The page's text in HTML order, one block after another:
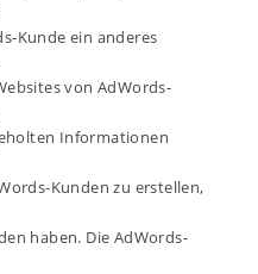
Kunde ein anderes
von AdWords-
Informationen
Kunden zu erstellen,
haben. Die AdWords-